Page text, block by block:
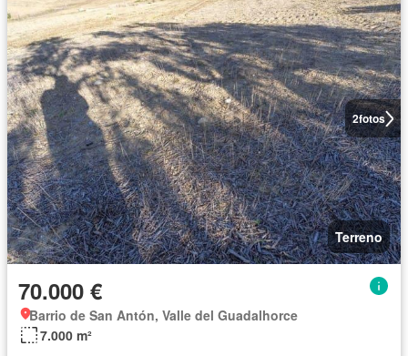
2fotos
Terreno
70.000 €
Barrio de San Antón, Valle del Guadalhorce
7.000 m²